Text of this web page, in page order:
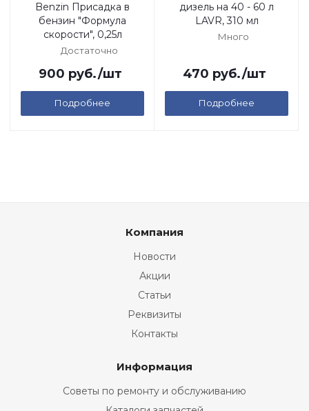
Benzin Присадка в
бензин "Формула
скорости", 0,25л
Достаточно
900 руб./шт
Подробнее
дизель на 40 - 60 л
LAVR, 310 мл
Много
470 руб./шт
Подробнее
Компания
Новости
Акции
Статьи
Реквизиты
Контакты
Информация
Советы по ремонту и обслуживанию